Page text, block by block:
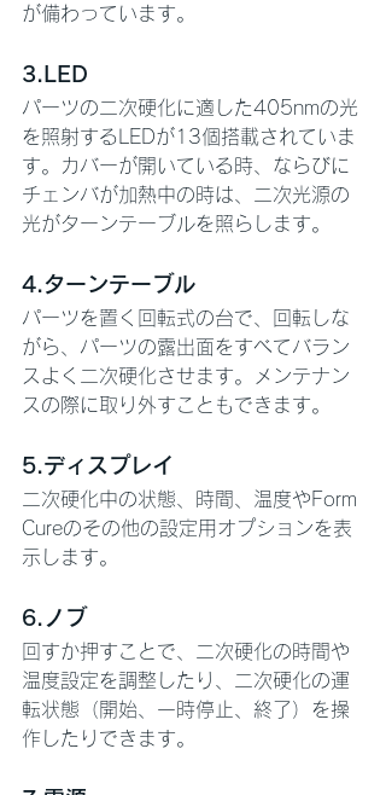
が備わっています。
3.LED
パーツの二次硬化に適した405nmの光
を照射するLEDが13個搭載されていま
す。カバーが開いている時、ならびに
チェンバが加熱中の時は、二次光源の
光がターンテーブルを照らします。
4.ターンテーブル
パーツを置く回転式の台で、回転しな
がら、パーツの露出面をすべてバラン
スよく二次硬化させます。メンテナン
スの際に取り外すこともできます。
5.ディスプレイ
二次硬化中の状態、時間、温度やForm
Cureのその他の設定用オプションを表
示します。
6.ノブ
回すか押すことで、二次硬化の時間や
温度設定を調整したり、二次硬化の運
転状態（開始、一時停止、終了）を操
作したりできます。